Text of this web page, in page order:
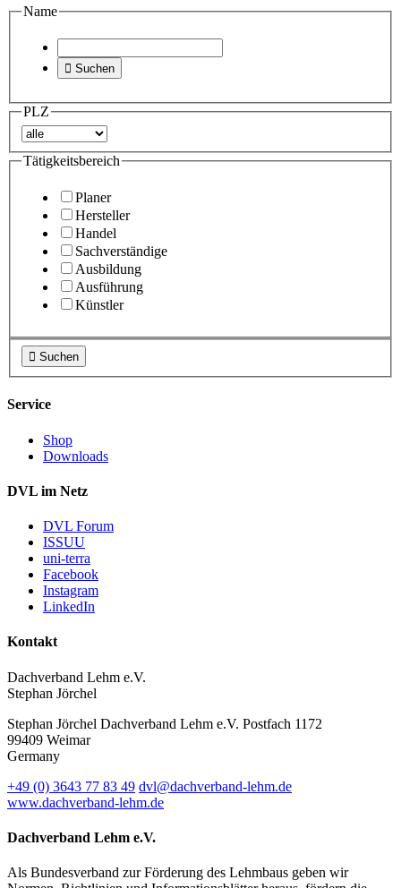
Name
 Suchen
PLZ
Tätigkeitsbereich
Planer
Hersteller
Handel
Sachverständige
Ausbildung
Ausführung
Künstler
 Suchen
Service
Shop
Downloads
DVL im Netz
DVL Forum
ISSUU
uni-terra
Facebook
Instagram
LinkedIn
Kontakt
Dachverband Lehm e.V.
Stephan Jörchel
Stephan Jörchel Dachverband Lehm e.V. Postfach 1172
99409 Weimar
Germany
+49 (0) 3643 77 83 49 dvl@dachverband-lehm.de
www.dachverband-lehm.de
Dachverband Lehm e.V.
Als Bundesverband zur Förderung des Lehmbaus geben wir